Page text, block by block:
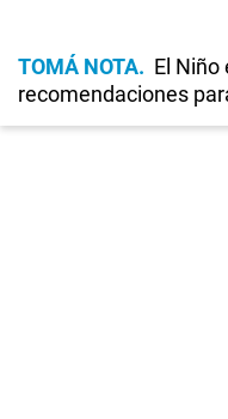
TOMÁ NOTA
El Niño
recomendaciones